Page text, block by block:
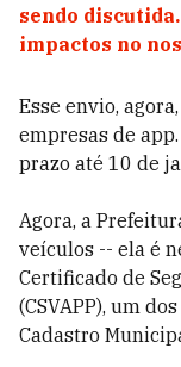
sendo
impactos no
Esse envio,
empresas de
prazo até 10 de
Agora, a
veículos -- ela é
Certificado de
(CSVAPP), um
Cadastro